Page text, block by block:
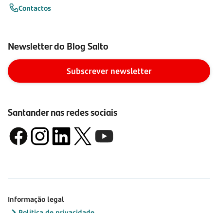
Contactos
Newsletter do Blog Salto
Subscrever newsletter
Santander nas redes sociais
Informação legal